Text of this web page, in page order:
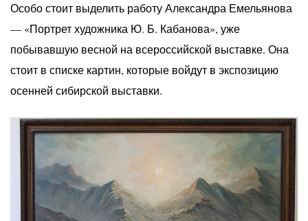
Особо стоит выделить работу Александра Емельянова
— «Портрет художника Ю. Б. Кабанова», уже
побывавшую весной на всероссийской выставке. Она
стоит в списке картин, которые войдут в экспозицию
осенней сибирской выставки.